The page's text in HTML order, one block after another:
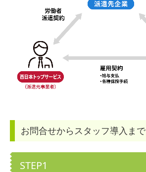
お問合せからスタッフ導入まで
STEP1